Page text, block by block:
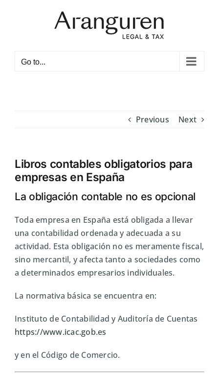
Open toolbar
Go to...
Previous Next
Libros contables obligatorios para
empresas en España
La obligación contable no es opcional
Toda empresa en España está obligada a llevar
una contabilidad ordenada y adecuada a su
actividad. Esta obligación no es meramente fiscal,
sino mercantil, y afecta tanto a sociedades como
a determinados empresarios individuales.
La normativa básica se encuentra en:
Instituto de Contabilidad y Auditoría de Cuentas
https://www.icac.gob.es
y en el Código de Comercio.